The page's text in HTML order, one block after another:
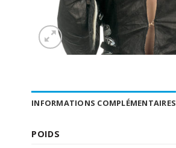
INFORMATIONS COMPLÉMENTAIRES
POIDS